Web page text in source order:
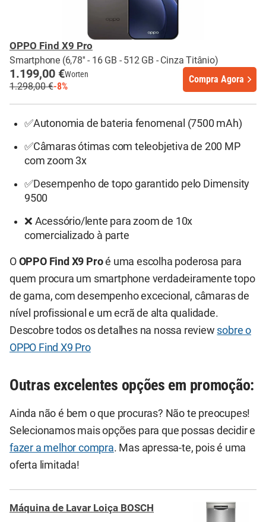
OPPO Find X9 Pro
Smartphone (6,78'' - 16 GB - 512 GB - Cinza Titânio)
1.199,00 €Worten
1.298,00 €-8%
Compra Agora
✅Autonomia de bateria fenomenal (7500 mAh)
✅Câmaras ótimas com teleobjetiva de 200 MP
com zoom 3x
✅Desempenho de topo garantido pelo Dimensity
9500
❌ Acessório/lente para zoom de 10x
comercializado à parte
O OPPO Find X9 Proé uma escolha poderosa para
quem procura um smartphone verdadeiramente topo
de gama, com desempenho excecional, câmaras de
nível profissional e um ecrã de alta qualidade.
Descobre todos os detalhes na nossa review sobre o
OPPO Find X9 Pro
Outras excelentes opções em promoção:
Ainda não é bem o que procuras? Não te preocupes!
Selecionamos mais opções para que possas decidir e
fazer a melhor compra. Mas apressa-te, pois é uma
oferta limitada!
Máquina de Lavar Loiça BOSCH